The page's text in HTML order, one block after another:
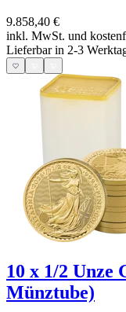
9.858,40 €
inkl. MwSt. und
Lieferbar in 2-3
10 x 1/2 Unze
Münztube)